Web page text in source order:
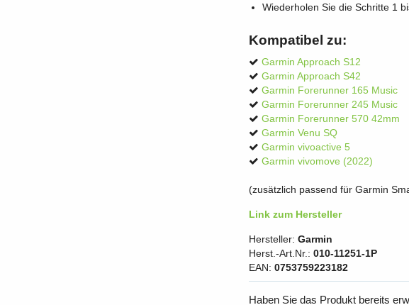
Wiederholen Sie die Schritte 1
Kompatibel zu:
Garmin Approach S12
Garmin Approach S42
Garmin Forerunner 165 Music
Garmin Forerunner 245 Music
Garmin Forerunner 570 42mm
Garmin Venu SQ
Garmin vivoactive 5
Garmin vivomove (2022)
(zusätzlich passend für Garmin
Link zum Hersteller
Hersteller: Garmin
Herst.-Art.Nr.: 010-11251-1P
EAN: 0753759223182
Haben Sie das Produkt bereits